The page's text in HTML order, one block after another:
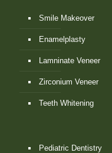
Smile Makeover
Enamelplasty
Lamninate Veneer
Zirconium Veneer
Teeth Whitening
Pediatric Dentistry